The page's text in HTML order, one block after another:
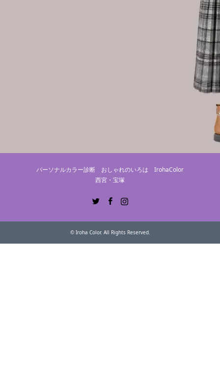
パーソナルカラー診断 おしゃれのいろは IrohaColor
西宮・宝塚
© Iroha Color. All Rights Reserved.